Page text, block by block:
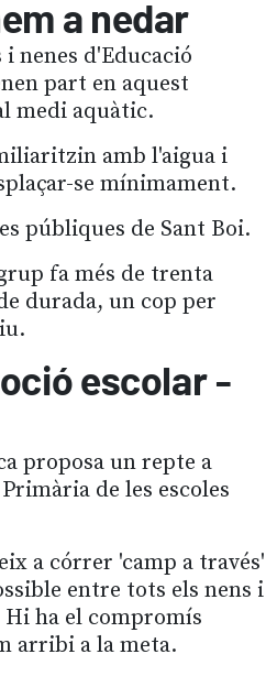
a nedar
nenes d'Educació
part en aquest
medi aquàtic.
amb l'aigua i
se mínimament.
públiques de Sant Boi.
fa més de trenta
durada, un cop per
escolar -
proposa un repte a
de les escoles
a córrer 'camp a través'
entre tots els nens i
ha el compromís
arribi a la meta.